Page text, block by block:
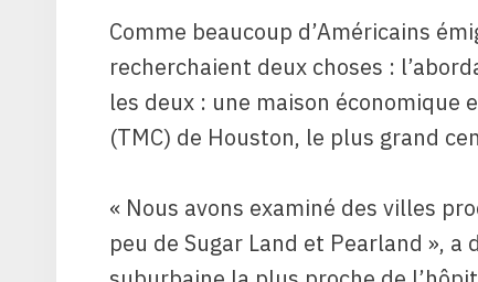
Comme beaucoup d’Américains
recherchaient deux choses :
les deux : une maison économique
(TMC) de Houston, le plus grand
« Nous avons examiné des villes
peu de Sugar Land et Pearland »,